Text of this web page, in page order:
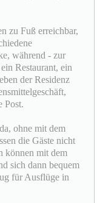
zu Fuß erreichbar,
während - zur
Restaurant, ein
der Residenz
Post.
ohne mit dem
die Gäste nicht
können mit dem
sich dann bequem
für Ausflüge in